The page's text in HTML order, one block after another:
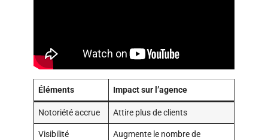
Éléments Impact sur l’agence
Notoriété accrue Attire plus de clients
Visibilité
Augmente le nombre de